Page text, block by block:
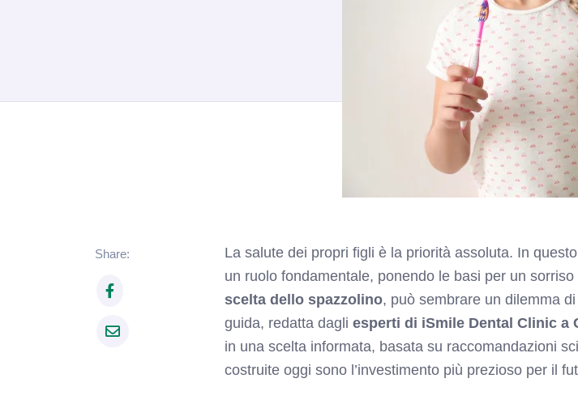
Share: La salute dei propri figli è la priorità assoluta. In
un ruolo fondamentale, ponendo le basi per un
scelta dello spazzolino, può sembrare un dilemma
guida, redatta dagliesperti di iSmile Dental Clinic a
in una scelta informata, basata su raccomandazioni
costruite oggi sono l’investimento più prezioso per il